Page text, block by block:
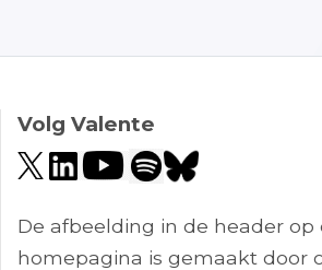
Volg Valente
De afbeelding in de header op
homepagina is gemaakt door